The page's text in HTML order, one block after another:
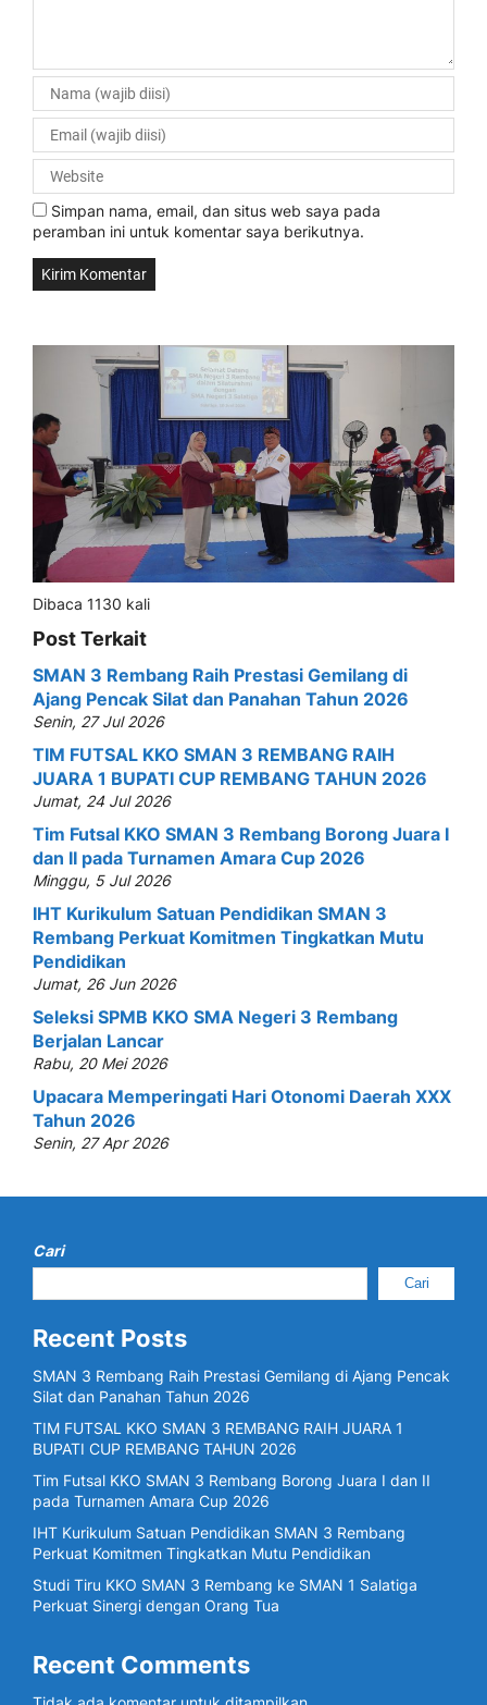
Simpan nama, email, dan situs web saya pada
peramban ini untuk komentar saya berikutnya.
Dibaca 1130 kali
Post Terkait
SMAN 3 Rembang Raih Prestasi Gemilang di
Ajang Pencak Silat dan Panahan Tahun 2026
Senin, 27 Jul 2026
TIM FUTSAL KKO SMAN 3 REMBANG RAIH
JUARA 1 BUPATI CUP REMBANG TAHUN 2026
Jumat, 24 Jul 2026
Tim Futsal KKO SMAN 3 Rembang Borong Juara I
dan II pada Turnamen Amara Cup 2026
Minggu, 5 Jul 2026
IHT Kurikulum Satuan Pendidikan SMAN 3
Rembang Perkuat Komitmen Tingkatkan Mutu
Pendidikan
Jumat, 26 Jun 2026
Seleksi SPMB KKO SMA Negeri 3 Rembang
Berjalan Lancar
Rabu, 20 Mei 2026
Upacara Memperingati Hari Otonomi Daerah XXX
Tahun 2026
Senin, 27 Apr 2026
Cari
Cari
Recent Posts
SMAN 3 Rembang Raih Prestasi Gemilang di Ajang Pencak
Silat dan Panahan Tahun 2026
TIM FUTSAL KKO SMAN 3 REMBANG RAIH JUARA 1
BUPATI CUP REMBANG TAHUN 2026
Tim Futsal KKO SMAN 3 Rembang Borong Juara I dan II
pada Turnamen Amara Cup 2026
IHT Kurikulum Satuan Pendidikan SMAN 3 Rembang
Perkuat Komitmen Tingkatkan Mutu Pendidikan
Studi Tiru KKO SMAN 3 Rembang ke SMAN 1 Salatiga
Perkuat Sinergi dengan Orang Tua
Recent Comments